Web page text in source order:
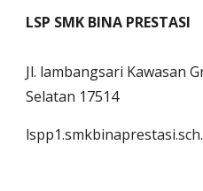
LSP SMK BINA PRESTASI
Jl. lambangsari Kawasan
Selatan 17514